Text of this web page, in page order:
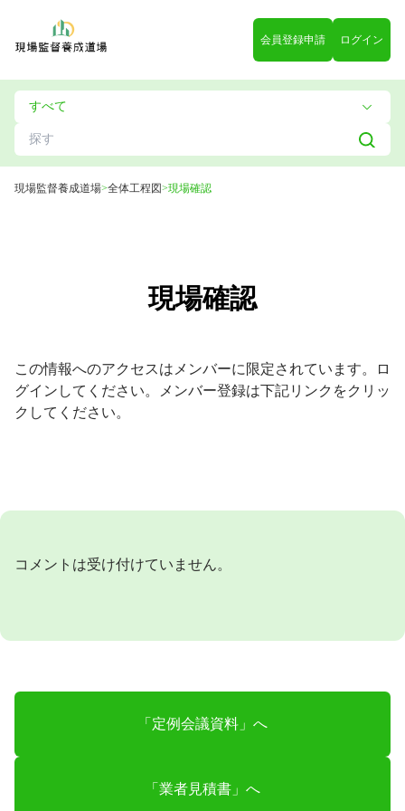
会員登録申請 ログイン
現場監督養成道場>全体工程図>現場確認
現場確認
この情報へのアクセスはメンバーに限定されています。ロ
グインしてください。メンバー登録は下記リンクをクリッ
クしてください。
コメントは受け付けていません。
「定例会議資料」へ
「業者見積書」へ